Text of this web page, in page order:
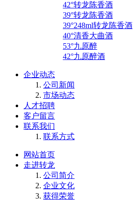
42°转龙陈香酒
39°转龙陈香酒
39°248ml转龙陈香酒
40°清香大曲酒
53°九原醉
42°九原醉酒
企业动态
公司新闻
市场动态
人才招聘
客户留言
联系我们
联系方式
网站首页
走进转龙
公司简介
企业文化
获得荣誉